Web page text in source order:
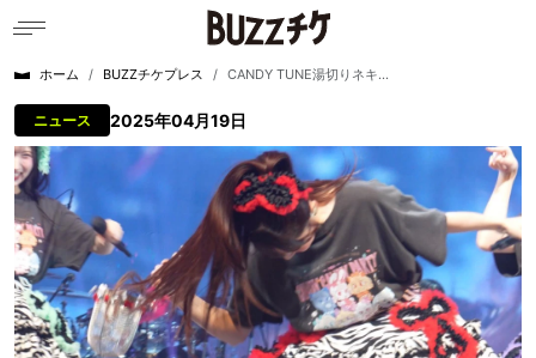
ホーム BUZZチケプレス CANDY TUNE湯切りネキ...
ニュース 2025年04月19日